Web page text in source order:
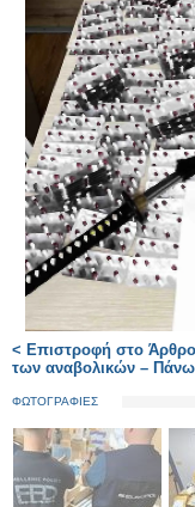
< Επιστροφή στο
των αναβολικών –
ΦΩΤΟΓΡΑΦΙΕΣ